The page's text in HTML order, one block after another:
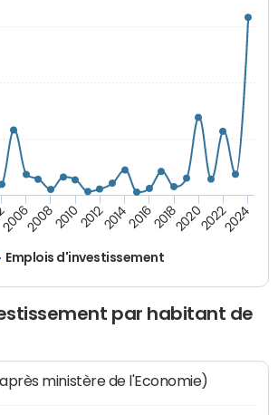
Emplois d'investissement
2006200820102012201420162018202020222024
par habitant de
ministère de l'Economie)